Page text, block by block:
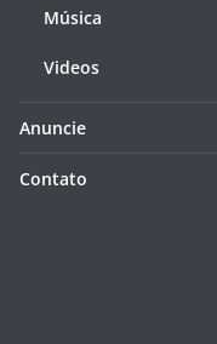
Música
Videos
Anuncie
Contato